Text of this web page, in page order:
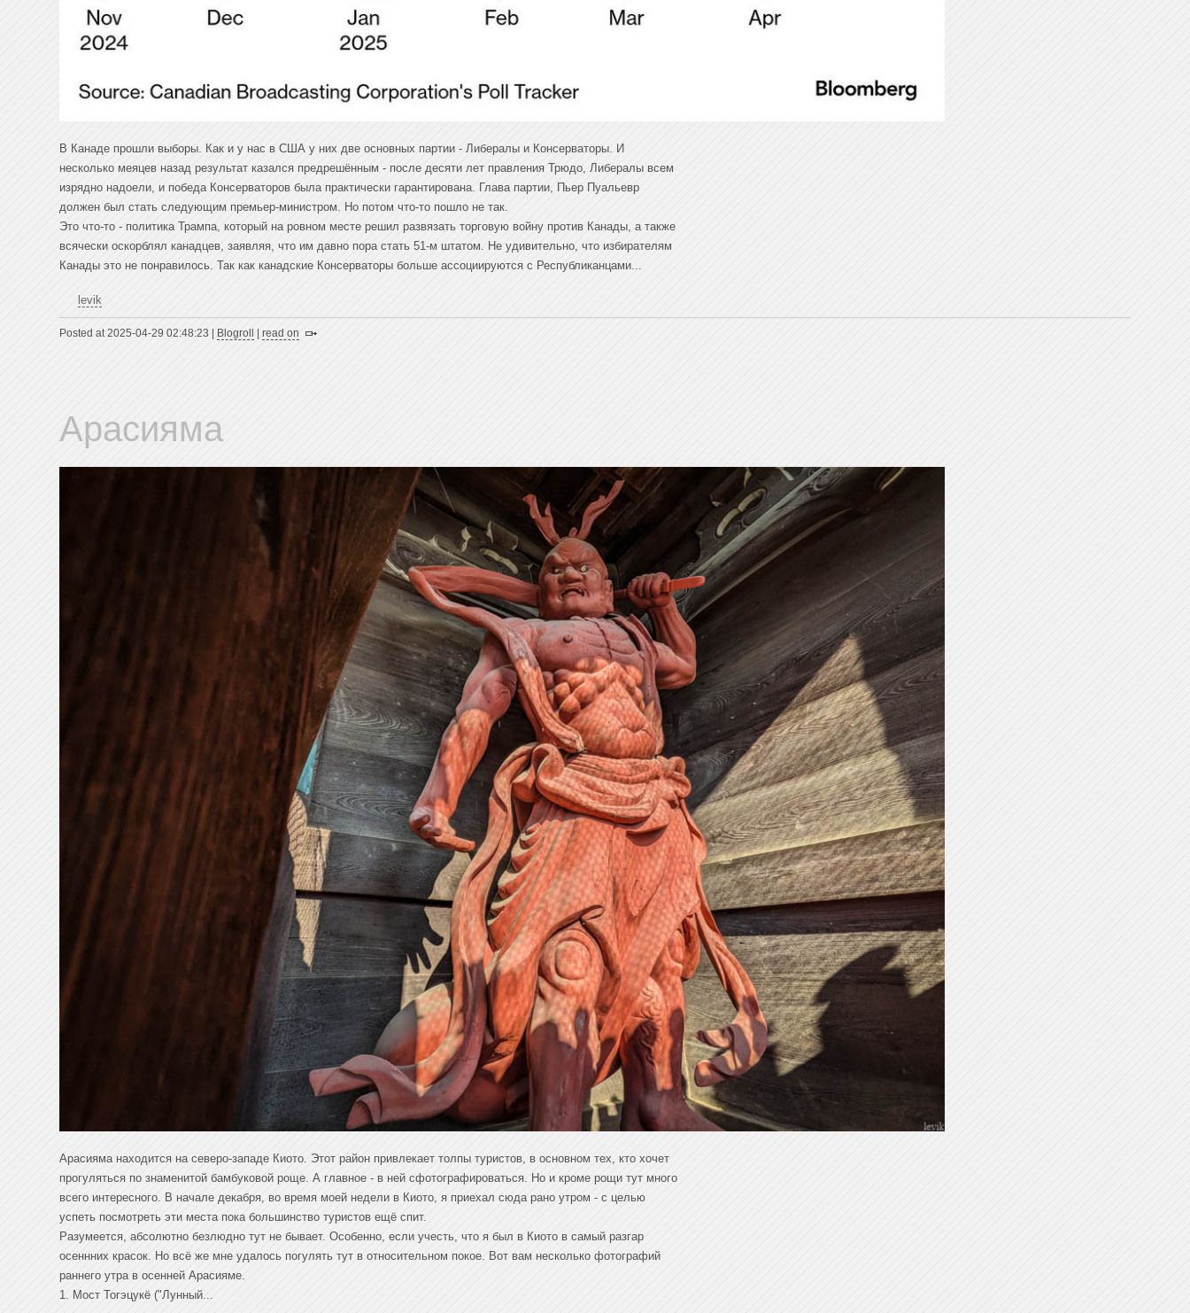
В Канаде прошли выборы. Как и у нас в США у них две основных партии - Либералы и Консерваторы. И
несколько меяцев назад результат казался предрешённым - после десяти лет правления Трюдо, Либералы всем
изрядно надоели, и победа Консерваторов была практически гарантирована. Глава партии, Пьер Пуальевр
должен был стать следующим премьер-министром. Но потом что-то пошло не так.
Это что-то - политика Трампа, который на ровном месте решил развязать торговую войну против Канады, а также
всячески оскорблял канадцев, заявляя, что им давно пора стать 51-м штатом. Не удивительно, что избирателям
Канады это не понравилось. Так как канадские Консерваторы больше ассоциируются с Республиканцами...
levik
Posted at 2025-04-29 02:48:23 | Blogroll |read on
Арасияма
Арасияма находится на северо-западе Киото. Этот район привлекает толпы туристов, в основном тех, кто хочет
прогуляться по знаменитой бамбуковой роще. А главное - в ней сфотографироваться. Но и кроме рощи тут много
всего интересного. В начале декабря, во время моей недели в Киото, я приехал сюда рано утром - с целью
успеть посмотреть эти места пока большинство туристов ещё спит.
Разумеется, абсолютно безлюдно тут не бывает. Особенно, если учесть, что я был в Киото в самый разгар
осеннних красок. Но всё же мне удалось погулять тут в относительном покое. Вот вам несколько фотографий
раннего утра в осенней Арасияме.
1. Мост Тогэцукё ("Лунный...